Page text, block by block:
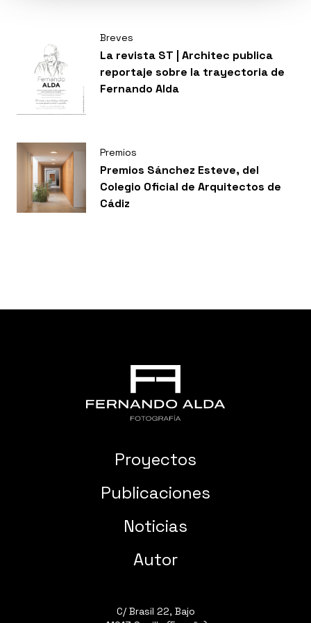
cierta poética. Ese es el reto”.
Breves
La revista ST | Architec publica
reportaje sobre la trayectoria de
Fernando Alda
Premios
Premios Sánchez Esteve, del
Colegio Oficial de Arquitectos de
Cádiz
Proyectos
Publicaciones
Noticias
Autor
C/ Brasil 22, Bajo